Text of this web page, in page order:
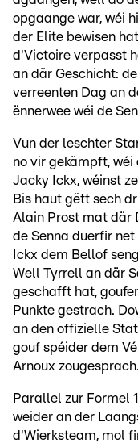
opgaange war, wéi
der Elite bewisen
d'Victoire verpasst
an där Geschicht:
verreenten Dag an
ënnerwee wéi de
Vun der leschter
no vir gekämpft, wéi
Jacky Ickx, wéinst
Bis haut gëtt sech
Alain Prost mat där
de Senna duerfir
Ickx dem Bellof
Well Tyrrell an där
geschafft hat,
Punkte gestrach.
an den offizielle
gouf spéider dem
Arnoux zougesprach.
Parallel zur Formel
weider an der
d'Wierksteam, mol